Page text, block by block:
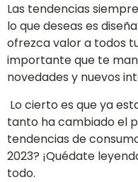
Las tendencias
lo que deseas es
ofrezca valor a todos
importante que te
novedades y nuevos
Lo cierto es que ya
tanto ha cambiado el
tendencias de
2023? ¡Quédate
todo.